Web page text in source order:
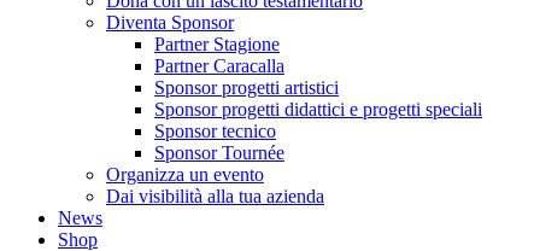
Diventa Sponsor
Partner Stagione
Partner Caracalla
Sponsor progetti artistici
Sponsor progetti didattici e progetti speciali
Sponsor tecnico
Sponsor Tournée
Organizza un evento
Dai visibilità alla tua azienda
News
Shop